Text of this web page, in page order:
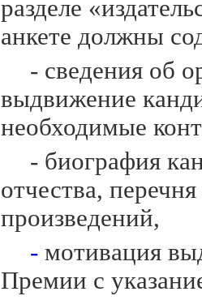
разделе
анкете должны
- сведения об
выдвижение
необходимые
- биография
отчества,
произведений,
- мотивация
Премии с